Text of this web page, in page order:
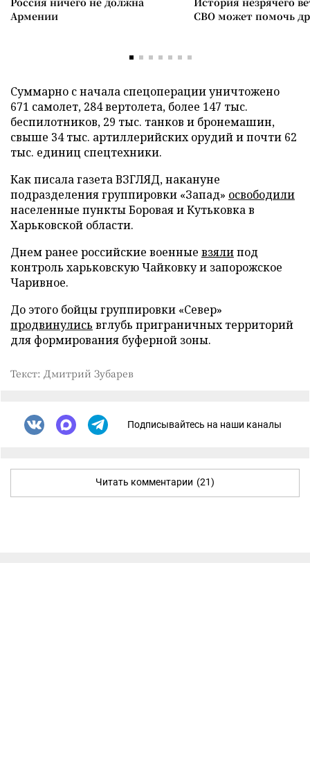
Армении
СВО может помочь
Суммарно с начала спецоперации уничтожено
671 самолет, 284 вертолета, более 147 тыс.
беспилотников, 29 тыс. танков и бронемашин,
свыше 34 тыс. артиллерийских орудий и почти 62
тыс. единиц спецтехники.
Как писала газета ВЗГЛЯД, накануне
подразделения группировки «Запад» освободили
населенные пункты Боровая и Кутьковка в
Харьковской области.
Днем ранее российские военные взялипод
контроль харьковскую Чайковку и запорожское
Чаривное.
До этого бойцы группировки «Север»
продвинулись вглубь приграничных территорий
для формирования буферной зоны.
Текст: Дмитрий Зубарев
Подписывайтесь на наши каналы
Читать комментарии (21)